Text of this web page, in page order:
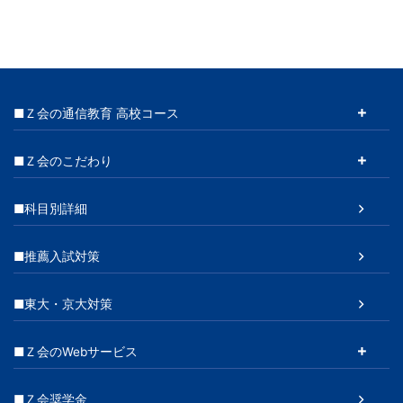
■Ｚ会の通信教育 高校コース
■Ｚ会のこだわり
■科目別詳細
■推薦入試対策
■東大・京大対策
■Ｚ会のWebサービス
■Ｚ会奨学金